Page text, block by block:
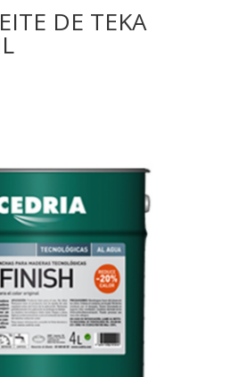
DE TEKA